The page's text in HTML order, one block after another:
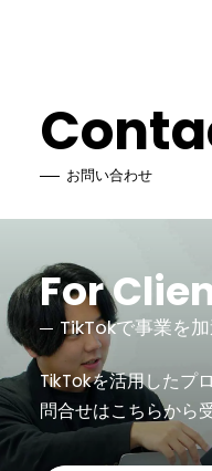
お問い合わせ
For
TikTokで事業を
TikTokを活用したプ
問合せはこちらから